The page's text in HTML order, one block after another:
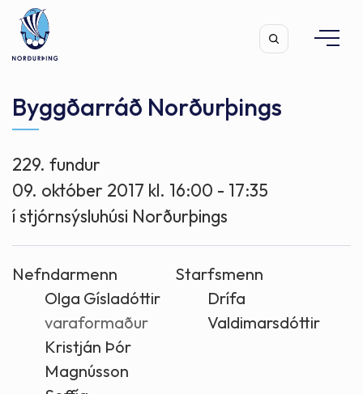
Leita
Byggðarráð Norðurþings
229. fundur
09. október 2017 kl. 16:00 - 17:35
í stjórnsýsluhúsi Norðurþings
Nefndarmenn
Olga Gísladóttir
varaformaður
Kristján Þór
Magnússon
Starfsmenn
Drífa
Valdimarsdóttir